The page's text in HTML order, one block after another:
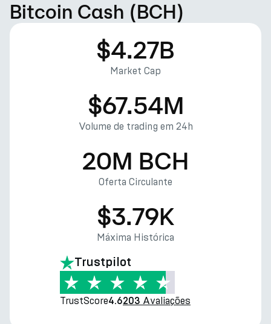
Bitcoin Cash (BCH)
$4.27B
Market Cap
$67.54M
Volume de trading em 24h
20M BCH
Oferta Circulante
$3.79K
Máxima Histórica
Trustpilot
TrustScore4.6203 Avaliações